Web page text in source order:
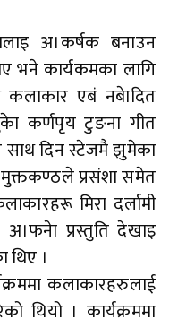
अ।कर्षक बनाउन
भने कार्यकमका लागि
कलाकार एबं नबेादित
कर्णपृय टुङना गीत
साथ दिन स्टेजमै झुमेका
प्रसंशा समेत
मिरा दर्लामी
प्रस्तुति देखाइ
थिए ।
कलाकारहरुलाई
थियो । कार्यक्रममा